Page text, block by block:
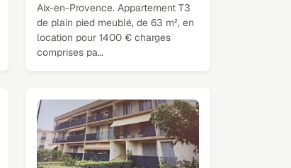
Aix-en-Provence. Appartement T3
de plain pied meublé, de 63 m², en
location pour 1400 € charges
comprises pa…